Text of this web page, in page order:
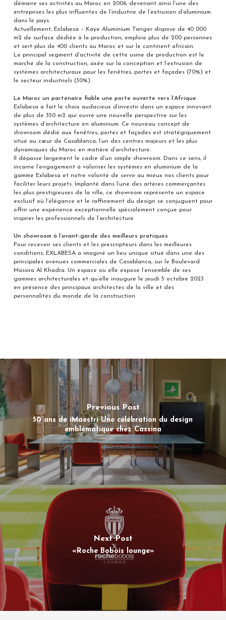
démarre ses activités au Maroc en 2006, devenant ainsi l’une des
entreprises les plus influentes de l’industrie de l’extrusion d’aluminium
dans le pays.
Actuellement, Exlabesa – Kaye Aluminium Tanger dispose de 40 000
m2 de surface dédiée à la production, emploie plus de 200 personnes
et sert plus de 400 clients au Maroc et sur le continent africain.
Le principal segment d’activité de cette usine de production est le
marché de la construction, axée sur la conception et l’extrusion de
systèmes architecturaux pour les fenêtres, portes et façades (70%) et
le secteur industriels (30%).
Le Maroc un partenaire fiable une porte ouverte vers l’Afrique
Exlabesa a fait le choix audacieux d’investir dans un espace innovant
de plus de 350 m2 qui ouvre une nouvelle perspective sur les
systèmes d’architecture en aluminium. Ce nouveau concept de
showroom dédié aux fenêtres, portes et façades est stratégiquement
situé au cœur de Casablanca, l’un des centres majeurs et les plus
dynamiques du Maroc en matière d’architecture.
Il dépasse largement le cadre d’un simple showroom. Dans ce sens, il
incarne l’engagement à valoriser les systèmes en aluminium de la
gamme Exlabesa et notre volonté de servir au mieux nos clients pour
faciliter leurs projets. Implanté dans l’une des artères commerçantes
les plus prestigieuses de la ville, ce showroom représente un espace
exclusif où l’élégance et le raffinement du design se conjuguent pour
offrir une expérience exceptionnelle spécialement conçue pour
inspirer les professionnels de l’architecture.
Un showroom à l’avant-garde des meilleurs pratiques
Pour recevoir ses clients et les prescripteurs dans les meilleures
conditions, EXLABESA a imaginé un lieu unique situé dans une des
principales avenues commerciales de Casablanca, sur le Boulevard
Massira Al Khadra. Un espace où elle expose l’ensemble de ses
gammes architecturales et qu’elle inaugure le jeudi 5 octobre 2023
en présence des principaux architectes de la ville et des
personnalités du monde de la construction.
Previous Post
50 ans de iMaestri Une célébration du design
emblématique chez Cassina
Next Post
«Roche Bobois lounge»